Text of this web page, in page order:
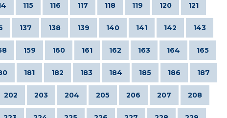
115 116 117 118 119 120 121
137 138 139 140 141 142 143
159 160 161 162 163 164 165
181 182 183 184 185 186 187
202 203 204 205 206 207 208